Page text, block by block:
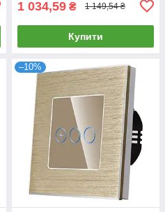
1 034,59 ₴ 1 149,54 ₴
Купити
–10%